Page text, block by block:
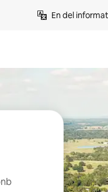
En del